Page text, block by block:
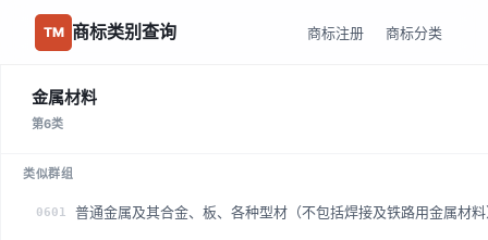
TM 商标类别查询 商标注册 商标分类
金属材料
第6类
类似群组
0601 普通金属及其合金、板、各种型材（不包括焊接及铁路用金属材